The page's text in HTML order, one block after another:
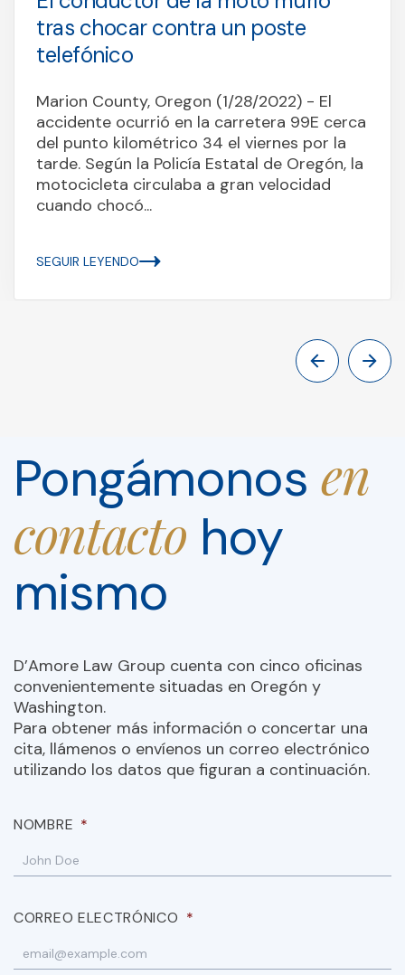
tras chocar contra un poste
telefónico
Marion County, Oregon (1/28/2022) - El
accidente ocurrió en la carretera 99E cerca
del punto kilométrico 34 el viernes por la
tarde. Según la Policía Estatal de Oregón, la
motocicleta circulaba a gran velocidad
cuando chocó...
SEGUIR LEYENDO
Pongámonos en
contacto hoy
mismo
D’Amore Law Group cuenta con cinco oficinas
convenientemente situadas en Oregón y
Washington.
Para obtener más información o concertar una
cita, llámenos o envíenos un correo electrónico
utilizando los datos que figuran a continuación.
NOMBRE *
CORREO ELECTRÓNICO *